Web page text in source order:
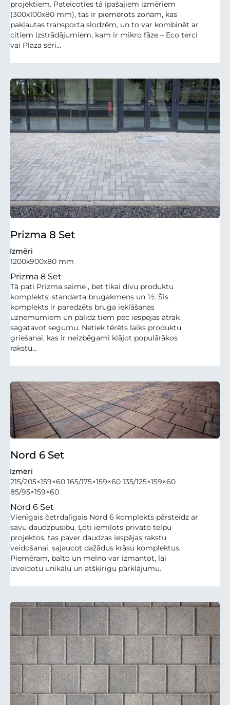
projektiem. Pateicoties tā īpašajiem izmēriem
(300x100x80 mm), tas ir piemērots zonām, kas
pakļautas transporta slodzēm, un to var kombinēt ar
citiem izstrādājumiem, kam ir mikro fāze – Eco terci
vai Plaza sēri...
Prizma 8 Set
Izmēri
1200x900x80 mm
Prizma 8 Set
Tā pati Prizma saime , bet tikai divu produktu
komplekts: standarta bruģakmens un ½. Šis
komplekts ir paredzēts bruģa ieklāšanas
uzņēmumiem un palīdz tiem pēc iespējas ātrāk
sagatavot segumu. Netiek tērēts laiks produktu
griešanai, kas ir neizbēgami klājot populārākos
rakstu...
Nord 6 Set
Izmēri
215/205×159×60 165/175×159×60 135/125×159×60
85/95×159×60
Nord 6 Set
Vienīgais četrdaļīgais Nord 6 komplekts pārsteidz ar
savu daudzpusību. Ļoti iemīļots privāto telpu
projektos, tas paver daudzas iespējas rakstu
veidošanai, sajaucot dažādus krāsu komplektus.
Piemēram, balto un melno var izmantot, lai
izveidotu unikālu un atšķirīgu pārklājumu.